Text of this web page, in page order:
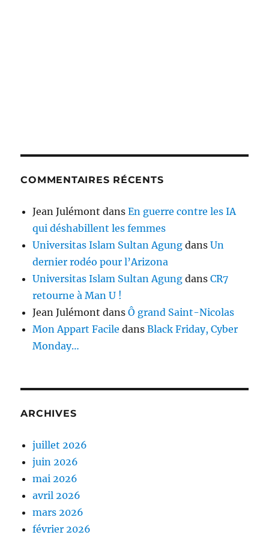
COMMENTAIRES RÉCENTS
Jean Julémont dansEn guerre contre les IA
qui déshabillent les femmes
Universitas Islam Sultan Agung dansUn
dernier rodéo pour l’Arizona
Universitas Islam Sultan Agung dansCR7
retourne à Man U !
Jean Julémont dansÔ grand Saint-Nicolas
Mon Appart Facile dansBlack Friday, Cyber
Monday…
ARCHIVES
juillet 2026
juin 2026
mai 2026
avril 2026
mars 2026
février 2026